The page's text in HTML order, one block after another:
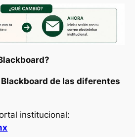
de las diferentes
institucional: